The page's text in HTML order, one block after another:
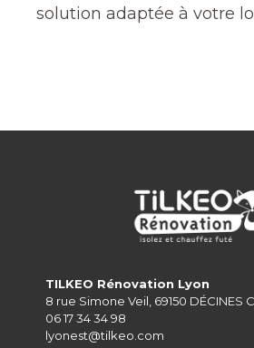
solution adaptée à votre
TILKEO Rénovation Lyon
8 rue Simone Veil, 69150 DÉCINES
06 17 34 34 98
lyonest@tilkeo.com